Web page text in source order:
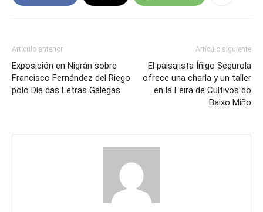
Artículo anterior
Exposición en Nigrán sobre
Francisco Fernández del Riego
polo Día das Letras Galegas
Artículo siguiente
El paisajista Íñigo Segurola
ofrece una charla y un taller
en la Feira de Cultivos do
Baixo Miño